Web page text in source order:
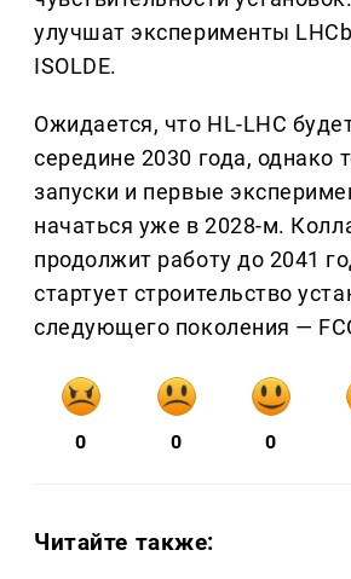
улучшат эксперименты
ISOLDE.
Ожидается, что HL-LHC
середине 2030 года, однако
запуски и первые
начаться уже в 2028-м.
продолжит работу до 2041
стартует строительство
следующего поколения —
0 0 0
Читайте также: